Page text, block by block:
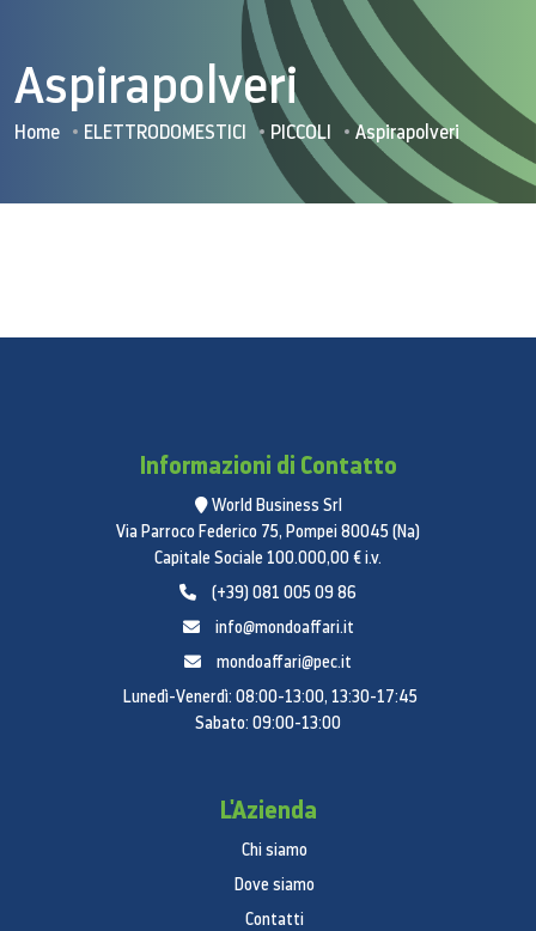
Aspirapolveri
Home ELETTRODOMESTICI PICCOLI Aspirapolveri
Informazioni di Contatto
World Business Srl
Via Parroco Federico 75, Pompei 80045 (Na)
Capitale Sociale 100.000,00 € i.v.
(+39) 081 005 09 86
info@mondoaffari.it
mondoaffari@pec.it
Lunedì-Venerdì: 08:00-13:00, 13:30-17:45
Sabato: 09:00-13:00
L'Azienda
Chi siamo
Dove siamo
Contatti